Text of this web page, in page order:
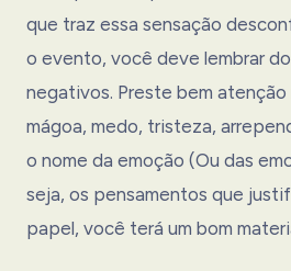
que traz essa sensação
o evento, você deve lembrar
negativos. Preste bem
mágoa, medo, tristeza,
o nome da emoção (Ou das
seja, os pensamentos que
papel, você terá um bom